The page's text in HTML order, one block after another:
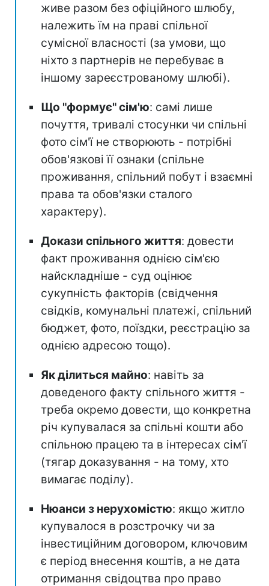
живе разом без офіційного шлюбу,
належить їм на праві спільної
сумісної власності (за умови, що
ніхто з партнерів не перебуває в
іншому зареєстрованому шлюбі).
Що "формує" сім'ю: самі лише
почуття, тривалі стосунки чи спільні
фото сім'ї не створюють - потрібні
обов'язкові її ознаки (спільне
проживання, спільний побут і взаємні
права та обов'язки сталого
характеру).
Докази спільного життя: довести
факт проживання однією сім'єю
найскладніше - суд оцінює
сукупність факторів (свідчення
свідків, комунальні платежі, спільний
бюджет, фото, поїздки, реєстрацію за
однією адресою тощо).
Як ділиться майно: навіть за
доведеного факту спільного життя -
треба окремо довести, що конкретна
річ купувалася за спільні кошти або
спільною працею та в інтересах сім'ї
(тягар доказування - на тому, хто
вимагає поділу).
Нюанси з нерухомістю: якщо житло
купувалося в розстрочку чи за
інвестиційним договором, ключовим
є період внесення коштів, а не дата
отримання свідоцтва про право